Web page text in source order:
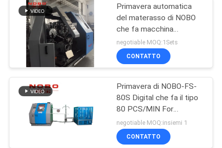
Primavera automatica
del materasso di NOBO
che fa macchina
80pcs/Min
negotiable MOQ:1Sets
CONTATTO
Primavera di NOBO-FS-
80S Digital che fa il tipo
80 PCS/MIN For
Mattress di Bonell della
macchina
negotiable MOQ:insiemi 1
CONTATTO